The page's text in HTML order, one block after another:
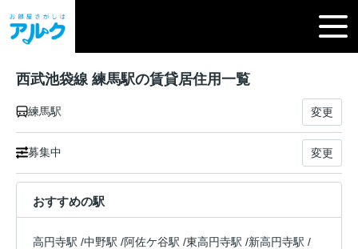
西武池袋線 練馬駅の賃貸居住用一覧
練馬駅 変更
募集中 変更
おすすめの駅
高円寺駅 /中野駅 /阿佐ケ谷駅 /東高円寺駅 /新高円寺駅 /